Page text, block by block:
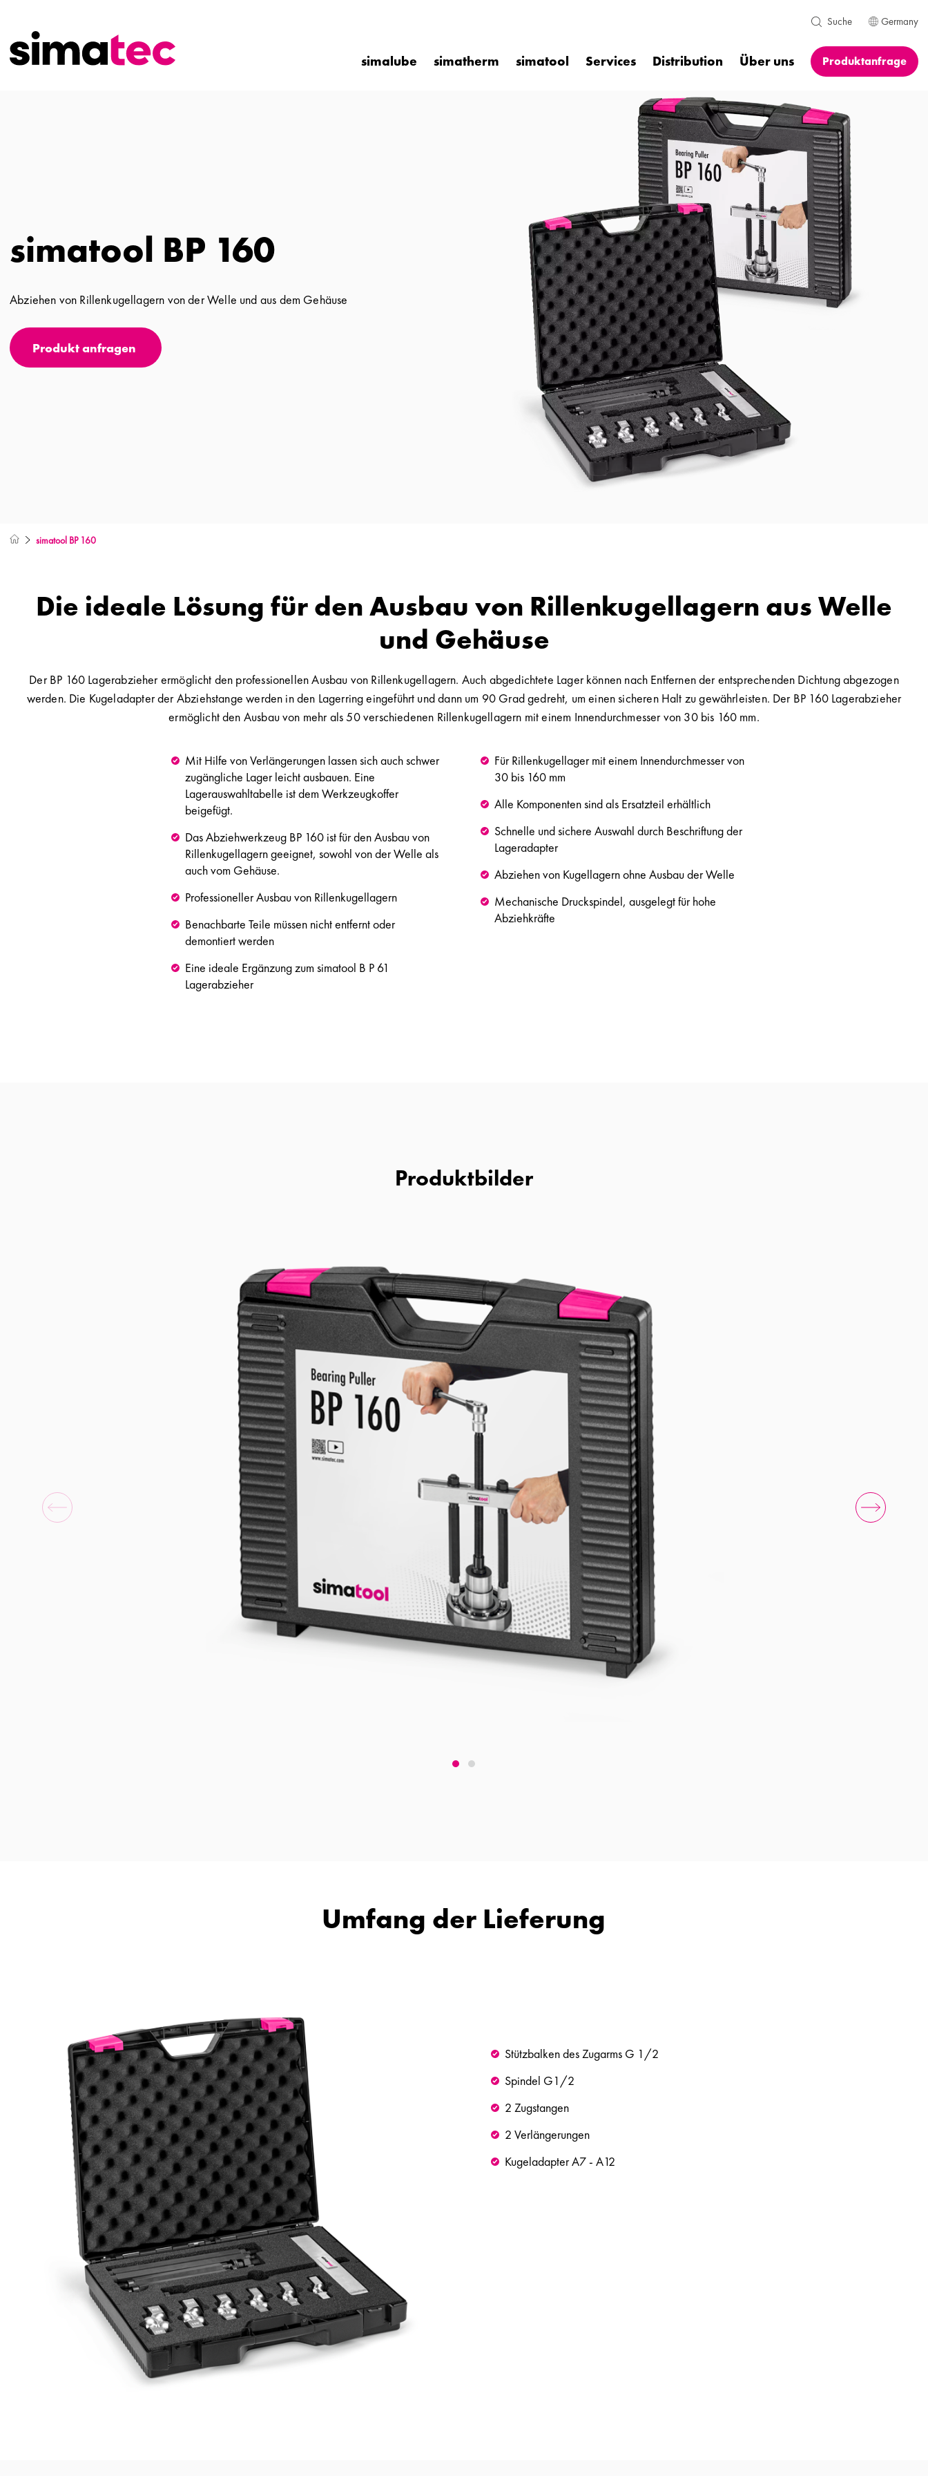
Suche Germany
simalube simatherm simatool Services Distribution Über uns Produktanfrage
simatool BP 160
Abziehen von Rillenkugellagern von der Welle und aus dem Gehäuse
Produkt anfragen
simatool BP 160
Die ideale Lösung für den Ausbau von Rillenkugellagern aus Welle
und Gehäuse
Der BP 160 Lagerabzieher ermöglicht den professionellen Ausbau von Rillenkugellagern. Auch abgedichtete Lager können nach Entfernen der entsprechenden Dichtung abgezogen
werden. Die Kugeladapter der Abziehstange werden in den Lagerring eingeführt und dann um 90 Grad gedreht, um einen sicheren Halt zu gewährleisten. Der BP 160 Lagerabzieher
ermöglicht den Ausbau von mehr als 50 verschiedenen Rillenkugellagern mit einem Innendurchmesser von 30 bis 160 mm.
Mit Hilfe von Verlängerungen lassen sich auch schwer
zugängliche Lager leicht ausbauen. Eine
Lagerauswahltabelle ist dem Werkzeugkoffer
beigefügt.
Das Abziehwerkzeug BP 160 ist für den Ausbau von
Rillenkugellagern geeignet, sowohl von der Welle als
auch vom Gehäuse.
Professioneller Ausbau von Rillenkugellagern
Benachbarte Teile müssen nicht entfernt oder
demontiert werden
Eine ideale Ergänzung zum simatool B P 61
Lagerabzieher
Für Rillenkugellager mit einem Innendurchmesser von
30 bis 160 mm
Alle Komponenten sind als Ersatzteil erhältlich
Schnelle und sichere Auswahl durch Beschriftung der
Lageradapter
Abziehen von Kugellagern ohne Ausbau der Welle
Mechanische Druckspindel, ausgelegt für hohe
Abziehkräfte
Produktbilder
Umfang der Lieferung
Stützbalken des Zugarms G 1/2
Spindel G1/2
2 Zugstangen
2 Verlängerungen
Kugeladapter A7 - A12